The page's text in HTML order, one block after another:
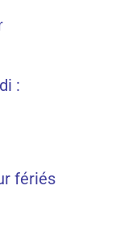
:
fériés